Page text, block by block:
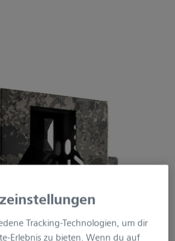
Tracking-Technologien, um dir
Erlebnis zu bieten. Wenn du auf